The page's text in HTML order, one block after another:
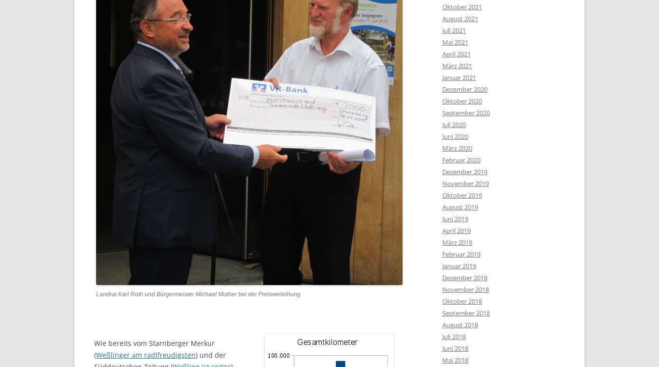
Landrat Karl Roth und Bürgermeister Michael Muther bei der Preisverleihung
Wie bereits vom Starnberger Merkur
(Weßlinger am radlfreudigsten) und der
Oktober 2021
August 2021
Juli 2021
Mai 2021
April 2021
März 2021
Januar 2021
Dezember 2020
Oktober 2020
September 2020
Juli 2020
Juni 2020
März 2020
Februar 2020
Dezember 2019
November 2019
Oktober 2019
August 2019
Juni 2019
April 2019
März 2019
Februar 2019
Januar 2019
Dezember 2018
November 2018
Oktober 2018
September 2018
August 2018
Juli 2018
Juni 2018
Mai 2018